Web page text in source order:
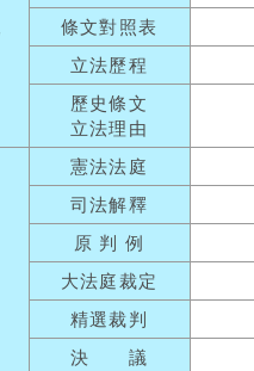
條文對照表
立法歷程
歷史條文
立法理由
憲法法庭
司法解釋
原 判 例
大法庭裁定
精選裁判
決 議